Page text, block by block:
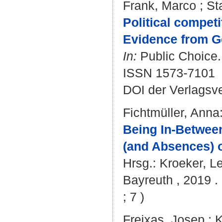
Frank, Marco ;
Political
Evidence from
In: Public
ISSN 1573-7101
DOI der
Fichtmüller, Anna
Being In-
(and Absences)
Hrsg.: Kroeker,
Bayreuth , 2019
; 7 )